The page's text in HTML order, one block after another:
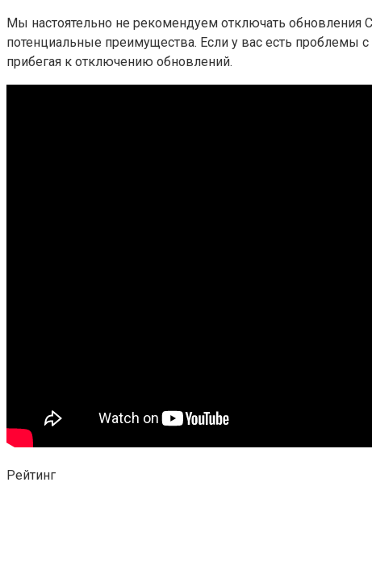
Мы настоятельно не рекомендуем отключать обновления
потенциальные преимущества. Если у вас есть проблемы
прибегая к отключению обновлений.
Рейтинг